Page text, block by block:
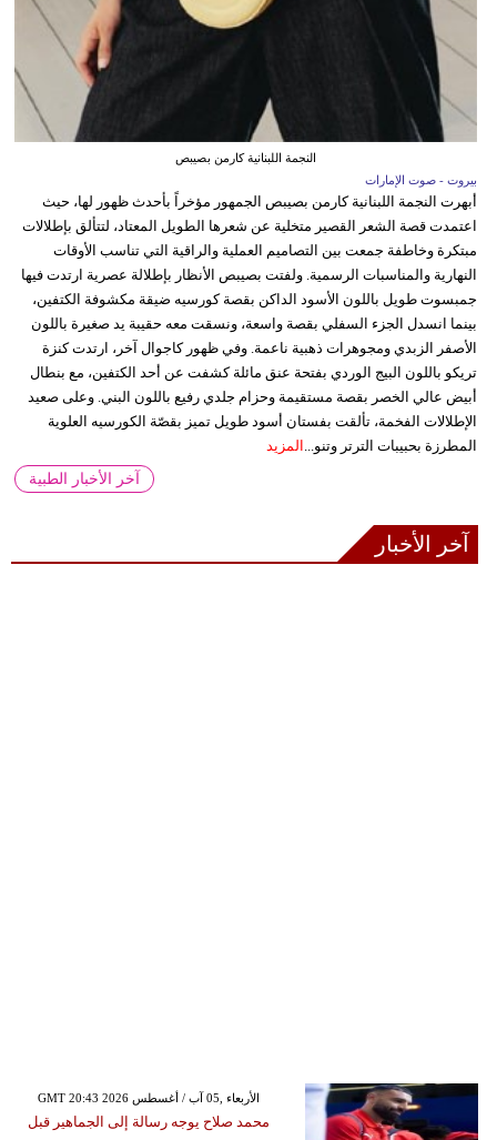
النجمة اللبنانية كارمن بصيبص
بيروت - صوت الإمارات
أبهرت النجمة اللبنانية كارمن بصيبص الجمهور مؤخراً بأحدث ظهور لها، حيث
اعتمدت قصة الشعر القصير متخلية عن شعرها الطويل المعتاد، لتتألق بإطلالات
مبتكرة وخاطفة جمعت بين التصاميم العملية والراقية التي تناسب الأوقات
النهارية والمناسبات الرسمية. ولفتت بصيبص الأنظار بإطلالة عصرية ارتدت فيها
جمبسوت طويل باللون الأسود الداكن بقصة كورسيه ضيقة مكشوفة الكتفين،
بينما انسدل الجزء السفلي بقصة واسعة، ونسقت معه حقيبة يد صغيرة باللون
الأصفر الزبدي ومجوهرات ذهبية ناعمة. وفي ظهور كاجوال آخر، ارتدت كنزة
تريكو باللون البيج الوردي بفتحة عنق مائلة كشفت عن أحد الكتفين، مع بنطال
أبيض عالي الخصر بقصة مستقيمة وحزام جلدي رفيع باللون البني. وعلى صعيد
الإطلالات الفخمة، تألقت بفستان أسود طويل تميز بقصّة الكورسيه العلوية
المطرزة بحبيبات الترتر وتنو...
المزيد
آخر الأخبار الطبية
آخر الأخبار
GMT 20:43 2026 الأربعاء ,05 آب / أغسطس
محمد صلاح يوجه رسالة إلى الجماهير قبل